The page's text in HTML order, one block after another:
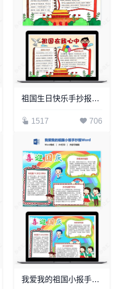
祖国生日快乐手抄报Word模板
1517 706
我爱我的祖国小报手抄报Word模板电子(2)